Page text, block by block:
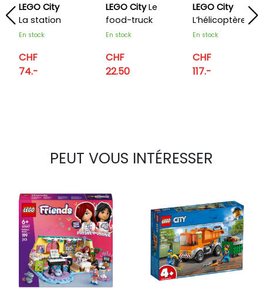
LEGO City
La station
spatiale
En stock
CHF
74.-
LEGO CityLe
food-truck
de burgers
En stock
CHF
22.50
LEGO City
L’hélicoptère
de
de la jungle
au camp
En stock
CHF
117.-
PEUT VOUS INTÉRESSER